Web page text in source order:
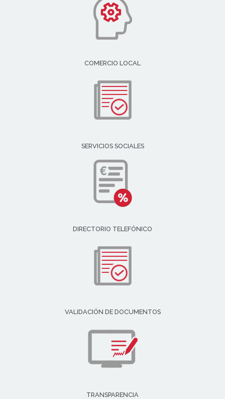
COMERCIO LOCAL
SERVICIOS SOCIALES
DIRECTORIO TELEFÓNICO
VALIDACIÓN DE DOCUMENTOS
TRANSPARENCIA